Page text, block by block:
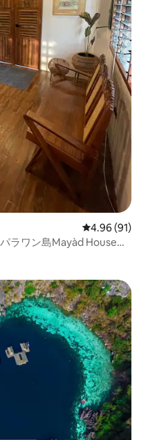
レビュー91
4.96 (91)
ラワン島Mayàd House